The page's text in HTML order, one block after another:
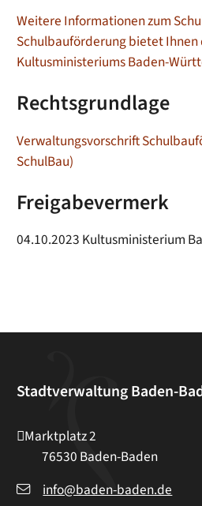
Weitere Informationen zum
Schulbauförderung bietet Ihnen
Kultusministeriums Baden-
Rechtsgrundlage
Verwaltungsvorschrift
SchulBau)
Freigabevermerk
04.10.2023 Kultusministerium
Stadtverwaltung Baden-
Marktplatz 2
76530 Baden-Baden
info@baden-baden.de